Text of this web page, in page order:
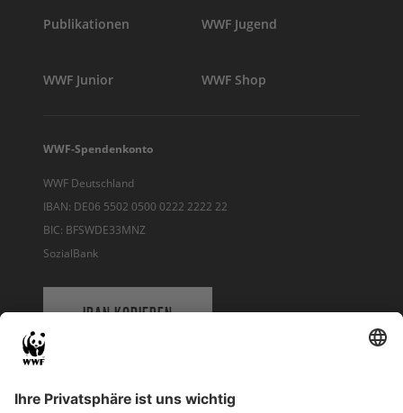
Publikationen WWF Jugend
WWF Junior WWF Shop
WWF-Spendenkonto
WWF Deutschland
IBAN: DE06 5502 0500 0222 2222 22
BIC: BFSWDE33MNZ
SozialBank
IBAN KOPIEREN